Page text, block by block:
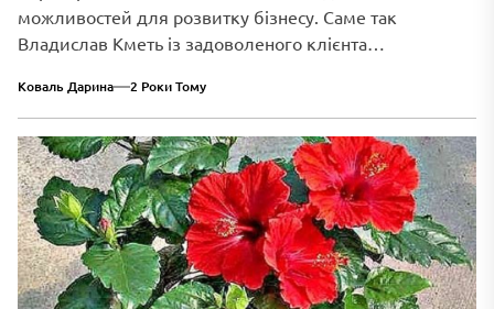
можливостей для розвитку бізнесу. Саме так
Владислав Кметь із задоволеного клієнта
разом з нею розвиває громади на Київщині та
підтримує українську економіку.
Коваль Дарина 2 Роки Тому